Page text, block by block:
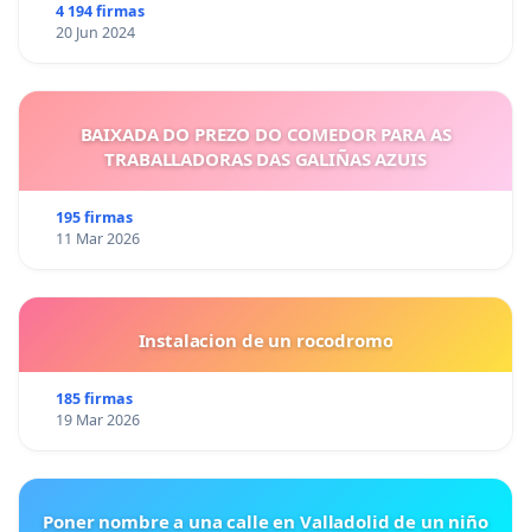
4 194 firmas
20 Jun 2024
BAIXADA DO PREZO DO COMEDOR PARA AS
TRABALLADORAS DAS GALIÑAS AZUIS
195 firmas
11 Mar 2026
Instalacion de un rocodromo
185 firmas
19 Mar 2026
Poner nombre a una calle en Valladolid de un niño